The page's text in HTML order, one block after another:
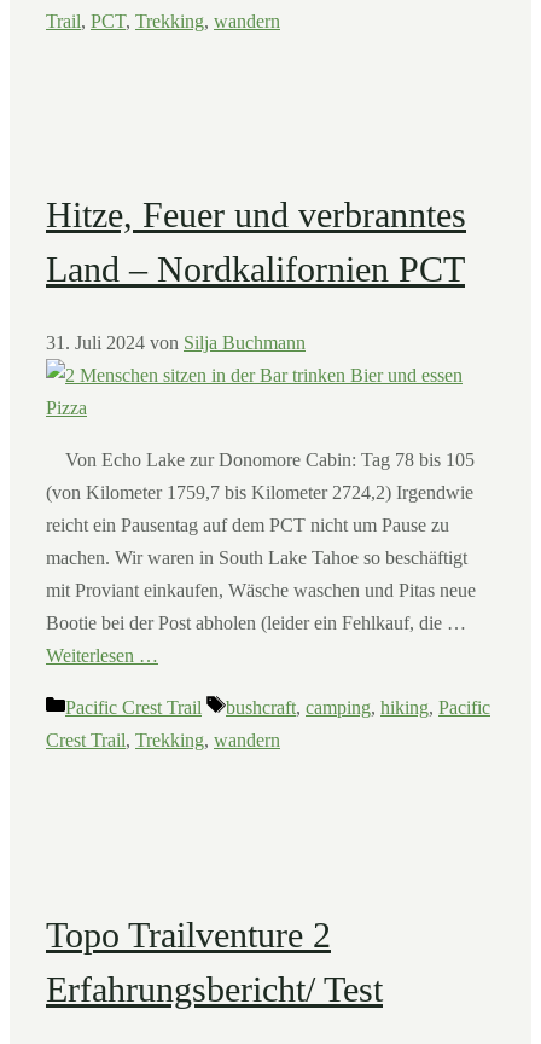
Trail, PCT, Trekking, wandern
Hitze, Feuer und verbranntes
Land – Nordkalifornien PCT
31. Juli 2024 von Silja Buchmann
Von Echo Lake zur Donomore Cabin: Tag 78 bis 105
(von Kilometer 1759,7 bis Kilometer 2724,2) Irgendwie
reicht ein Pausentag auf dem PCT nicht um Pause zu
machen. Wir waren in South Lake Tahoe so beschäftigt
mit Proviant einkaufen, Wäsche waschen und Pitas neue
Bootie bei der Post abholen (leider ein Fehlkauf, die …
Weiterlesen …
Kategorien
Pacific Crest Trail Schlagwörter
bushcraft, camping, hiking, Pacific
Crest Trail, Trekking, wandern
Topo Trailventure 2
Erfahrungsbericht/ Test